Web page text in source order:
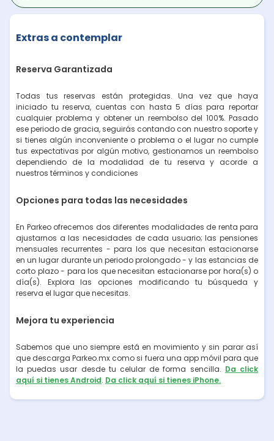
Extras a contemplar
Reserva Garantizada
Todas tus reservas están protegidas. Una vez que haya
iniciado tu reserva, cuentas con hasta 5 días para reportar
cualquier problema y obtener un reembolso del 100%. Pasado
ese periodo de gracia, seguirás contando con nuestro soporte y
si tienes algún inconveniente o problema o el lugar no cumple
tus expectativas por algún motivo, gestionamos un reembolso
dependiendo de la modalidad de tu reserva y acorde a
nuestros términos y condiciones
Opciones para todas las necesidades
En Parkeo ofrecemos dos diferentes modalidades de renta para
ajustarnos a las necesidades de cada usuario; las pensiones
mensuales recurrentes - para los que necesitan estacionarse
en un lugar durante un periodo prolongado - y las estancias de
corto plazo - para los que necesitan estacionarse por hora(s) o
día(s). Explora las opciones modificando tu búsqueda y
reserva el lugar que necesitas.
Mejora tu experiencia
Sabemos que uno siempre está en movimiento y sin parar así
que descarga Parkeo.mx como si fuera una app móvil para que
la puedas usar desde tu celular de forma sencilla. Da click
aquí si tienes Android. Da click aquí si tienes iPhone.